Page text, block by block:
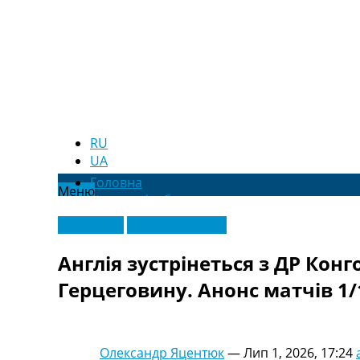
RU
UA
МенюГоловна
Новини футболу
Відео
Новини футболу України
Футбольні трансфери
Останні коментарі
Конкурс прогнозів
Англія зустрінеться з ДР
Герцеговину. Анонс матчів
Олександр Яцентюк—Лип 1, 2026, 17:24